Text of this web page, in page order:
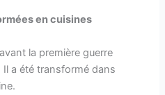
en cuisines
la première guerre
Il a été transformé dans